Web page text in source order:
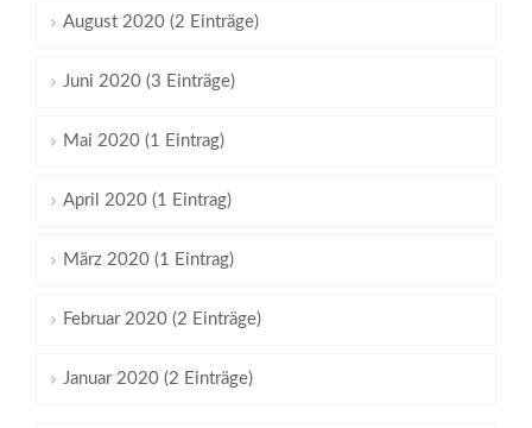
August 2020 (2 Einträge)
Juni 2020 (3 Einträge)
Mai 2020 (1 Eintrag)
April 2020 (1 Eintrag)
März 2020 (1 Eintrag)
Februar 2020 (2 Einträge)
Januar 2020 (2 Einträge)